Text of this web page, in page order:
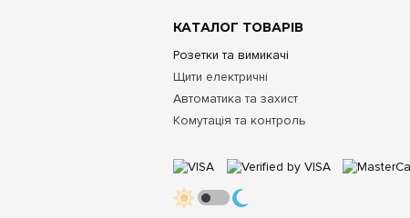
КАТАЛОГ ТОВАРІВ
Розетки та вимикачі
Щити електричні
Автоматика та захист
Комутація та контроль